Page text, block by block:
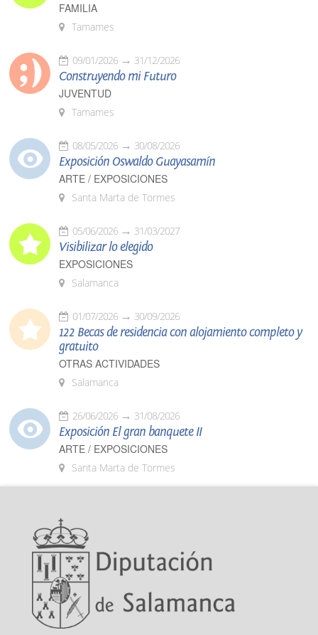
FAMILIA
Tamames
09/01/2026 31/12/2026
Construyendo mi Futuro
JUVENTUD
Tamames
08/05/2026 30/08/2026
Exposición Oswaldo Guayasamín
ARTE / EXPOSICIONES
Santa Marta de Tormes
05/06/2026 31/03/2027
Visibilizar lo elegido
EXPOSICIONES
Salamanca
01/07/2026 30/09/2026
122 Becas de residencia con alojamiento completo y
gratuito
OTRAS ACTIVIDADES
Salamanca
26/06/2026 31/08/2026
Exposición El gran banquete II
ARTE / EXPOSICIONES
Santa Marta de Tormes